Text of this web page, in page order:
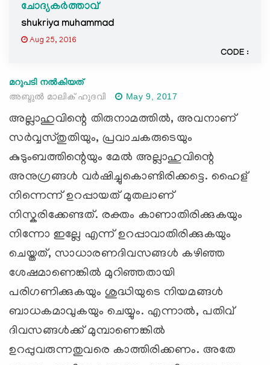
ചോദ്യകർത്താവ്
shukriya muhammad
Aug 25, 2016
CODE :
മറുപടി നൽകിയത്
അബ്ദുല്‍ മാലിക് ഹുദവി
May 9, 2017
അല്ലാഹുവിന്റെ തിരുനാമത്തില്‍, അവനാണ്
സര്‍വ്വസ്തുതിയും, പ്രവാചകരുടെയും
കുടുംബത്തിന്റെയും മേല്‍ അല്ലാഹുവിന്റെ
അനുഗ്രങ്ങള്‍ വര്‍ഷിച്ചുകൊണ്ടിരിക്കട്ടെ. ഹൈള്
നിന്നെന്ന് ഉറപ്പായത് മുതലാണ്
നിസ്കരിക്കേണ്ടത്. രക്തം കാണാതിരിക്കുകയും
നിന്നോ ഇല്ലേ എന്ന് ഉറപ്പാവാതിരിക്കുകയും
ചെയ്തത്, സാധാരണദിവസങ്ങള്‍ കഴിഞ്ഞ
ശേഷമാണെങ്കില്‍ മുറിഞ്ഞതായി
പരിഗണിക്കുകയും ശുദ്ധിയുടെ നിയമങ്ങള്‍
ബാധകമാവുകയും ചെയ്യും. എന്നാല്‍, പതിവ്
ദിവസങ്ങള്‍ക്ക് മുമ്പാണെങ്കില്‍
ഉറപ്പുവരുന്നതുവരെ കാത്തിരിക്കണം. അതേ